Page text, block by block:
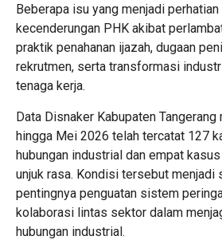
Beberapa isu yang menjadi perhatian
kecenderungan PHK akibat
praktik penahanan ijazah, dugaan
rekrutmen, serta transformasi
tenaga kerja.
Data Disnaker Kabupaten Tangerang
hingga Mei 2026 telah tercatat 127
hubungan industrial dan empat
unjuk rasa. Kondisi tersebut menjadi
pentingnya penguatan sistem
kolaborasi lintas sektor dalam
hubungan industrial.